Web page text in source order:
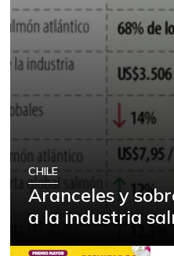
CHILE
Aranceles y
a la industria